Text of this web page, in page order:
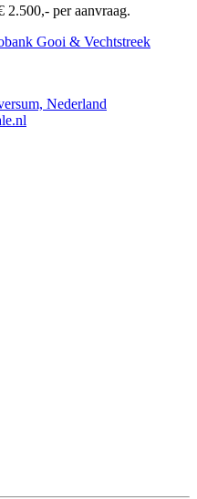
2.500,- per aanvraag.
Gooi & Vechtstreek
Nederland